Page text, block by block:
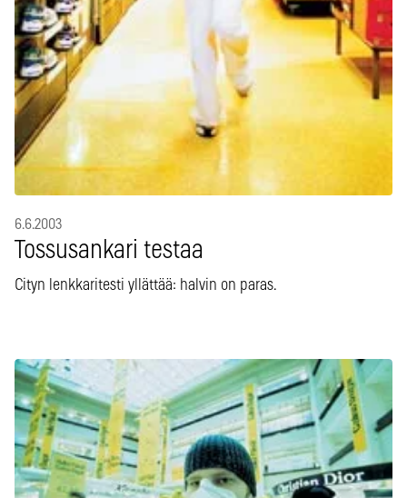
6.6.2003
Tossusankari testaa
Cityn lenkkaritesti yllättää: halvin on paras.